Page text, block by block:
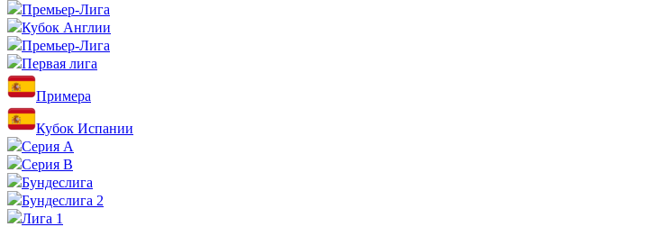
Премьер-Лига
Кубок Англии
Премьер-Лига
Первая лига
Примера
Кубок Испании
Серия А
Серия B
Бундеслига
Бундеслига 2
Лига 1